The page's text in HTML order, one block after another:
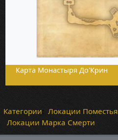
Карта Монастыря До'Крин
Категории: Локации Поместья
Локации Марка Смерти